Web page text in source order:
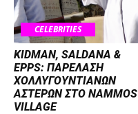
CELEBRITIES
KIDMAN, SALDANA &
EPPS: ΠΑΡΕΛΑΣΗ
ΧΟΛΛΥΓΟΥΝΤΙΑΝΩΝ
ΑΣΤΕΡΩΝ ΣΤΟ NAMMOS
VILLAGE